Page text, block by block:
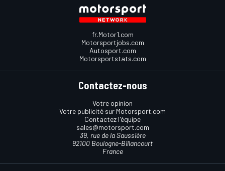
fr.Motor1.com
Motorsportjobs.com
Autosport.com
Motorsportstats.com
Contactez-nous
Votre opinion
Votre publicité sur Motorsport.com
Contactez l'équipe
sales@motorsport.com
39, rue de la Saussière
92100 Boulogne-Billancourt
France